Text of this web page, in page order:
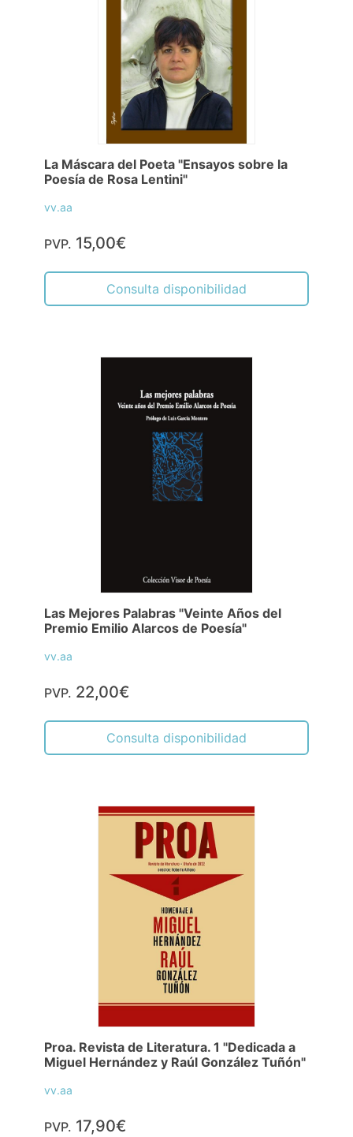
La Máscara del Poeta "Ensayos sobre la
Poesía de Rosa Lentini"
vv.aa
PVP. 15,00€
Consulta disponibilidad
Las Mejores Palabras "Veinte Años del
Premio Emilio Alarcos de Poesía"
vv.aa
PVP. 22,00€
Consulta disponibilidad
Proa. Revista de Literatura. 1 "Dedicada a
Miguel Hernández y Raúl González Tuñón"
vv.aa
PVP. 17,90€